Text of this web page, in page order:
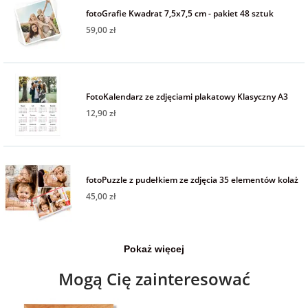
Fotoksiążki
opakowania
na Dzień
na Dzień Kobiet
na mikołajki
na prezent
na Dzień Babci i
dla przyjaciółki
dla przyjaciela
fotoGrafie Kwadrat 7,5x7,5 cm - pakiet 48 sztuk
59,00 zł
FotoKalendarz ze zdjęciami plakatowy Klasyczny A3
12,90 zł
fotoPuzzle z pudełkiem ze zdjęcia 35 elementów kolaż
45,00 zł
Pokaż więcej
Mogą Cię zainteresować